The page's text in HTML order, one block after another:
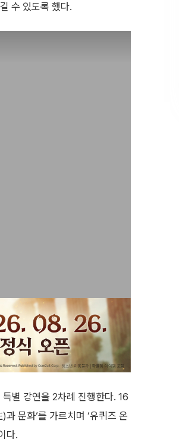
수 있도록 했다.
별 강연을 2차례 진행한다. 16
과 문화‘를 가르치며 ‘유퀴즈 온
다.